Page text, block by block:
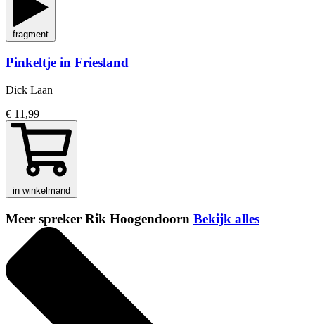
fragment
Pinkeltje in Friesland
Dick Laan
€ 11,99
in winkelmand
Meer spreker Rik Hoogendoorn Bekijk alles